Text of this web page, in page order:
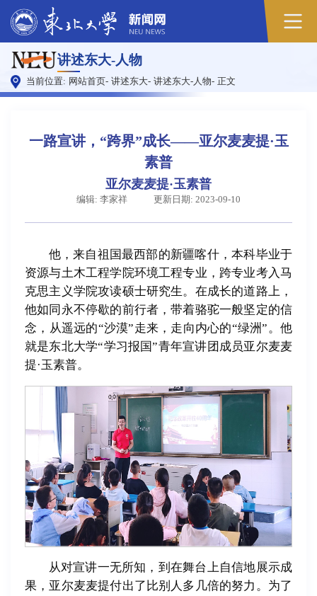
讲述东大-人物
当前位置: 网站首页- 讲述东大- 讲述东大-人物- 正文
一路宣讲，“跨界”成长——亚尔麦麦提·玉
素普
亚尔麦麦提·玉素普
编辑: 李家祥 更新日期: 2023-09-10
他，来自祖国最西部的新疆喀什，本科毕业于
资源与土木工程学院环境工程专业，跨专业考入马
克思主义学院攻读硕士研究生。在成长的道路上，
他如同永不停歇的前行者，带着骆驼一般坚定的信
念，从遥远的“沙漠”走来，走向内心的“绿洲”。他
就是东北大学“学习报国”青年宣讲团成员亚尔麦麦
提·玉素普。
从对宣讲一无所知，到在舞台上自信地展示成
果，亚尔麦麦提付出了比别人多几倍的努力。为了
原